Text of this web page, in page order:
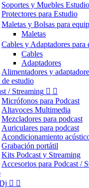
Soportes y Muebles Estudio
Protectores para Estudio
Maletas y Bolsas para
Maletas
Cables y Adaptadores para
Cables
Adaptadores
Alimentadores y
de estudio
/ Streaming  
Micrófonos para Podcast
Altavoces Multimedia
Mezcladores para podcast
Auriculares para podcast
Acondicionamiento
Grabación portátil
Kits Podcast y Streaming
Accesorios para Podcast /
 